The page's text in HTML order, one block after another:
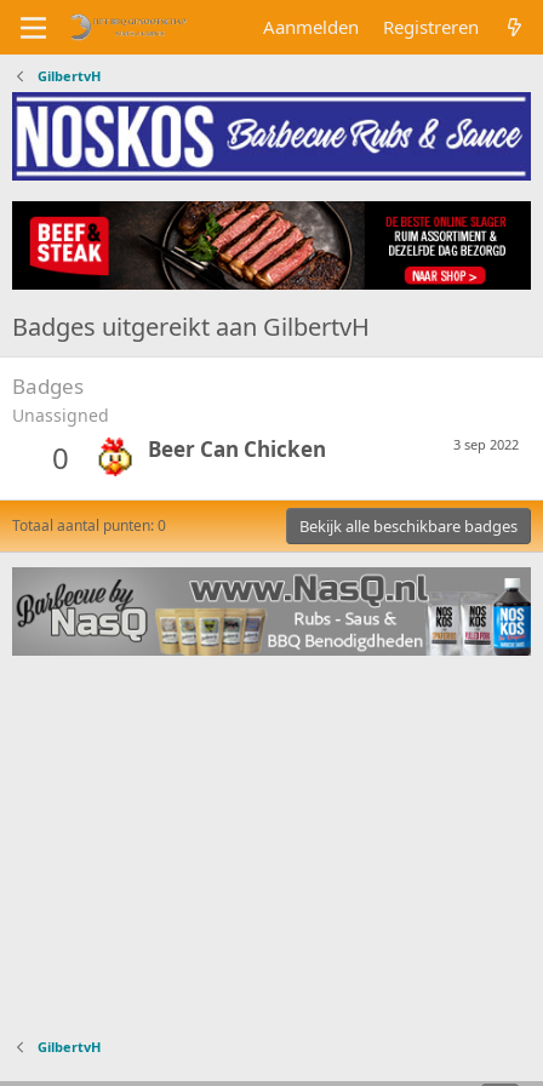
Aanmelden Registreren
GilbertvH
Badges uitgereikt aan GilbertvH
Badges
Unassigned
0 3 sep 2022
Beer Can Chicken
Totaal aantal punten: 0 Bekijk alle beschikbare badges
GilbertvH